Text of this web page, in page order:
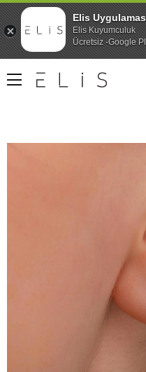
Elis
Elis Kuyumculuk
Ücretsiz -Google